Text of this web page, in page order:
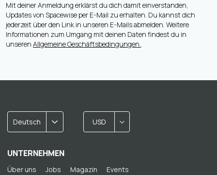
Mit deiner Anmeldung erklärst du dich damit einverstanden,
Updates von Spacewise per E-Mail zu erhalten. Du kannst dich
jederzeit über den Link in unseren E-Mails abmelden. Weitere
Informationen zum Umgang mit deinen Daten findest du in
unseren Allgemeine Geschäftsbedingungen..
Deutsch USD
UNTERNEHMEN
Über uns Jobs Magazin
Events